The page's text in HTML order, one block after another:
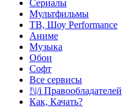
Сериалы
Мультфильмы
ТВ, Шоу Performance
Аниме
Музыка
Обои
Софт
Все сервисы
!\|/i Правообладателей
Как, Качать?